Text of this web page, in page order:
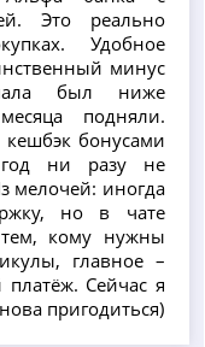
Это реально
Удобное
минус
был ниже
подняли.
бонусами
год ни разу не
мелочей: иногда
но в чате
кому нужны
главное –
Сейчас я
пригодиться)